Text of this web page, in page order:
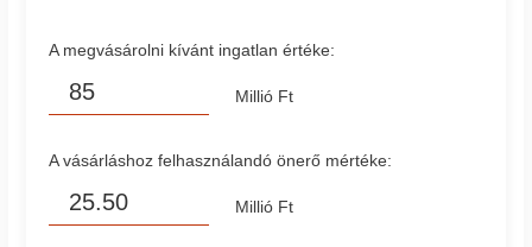
A megvásárolni kívánt ingatlan értéke:
Millió Ft
A vásárláshoz felhasználandó önerő mértéke:
Millió Ft